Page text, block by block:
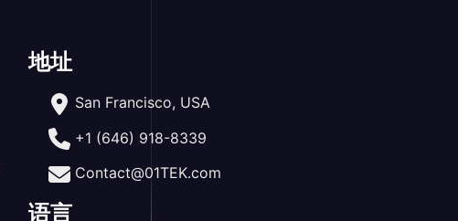
地址
San Francisco, USA
+1 (646) 918-8339
Contact@01TEK.com
语言